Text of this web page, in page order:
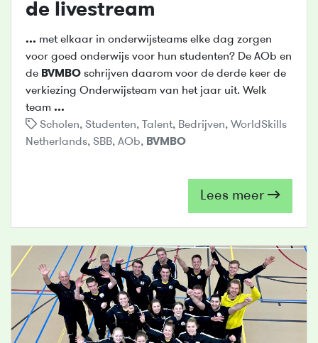
de livestream
... met elkaar in onderwijsteams elke dag zorgen
voor goed onderwijs voor hun studenten? De AOb en
de BVMBO schrijven daarom voor de derde keer de
verkiezing Onderwijsteam van het jaar uit. Welk
team ...
Scholen, Studenten, Talent, Bedrijven, WorldSkills
Netherlands, SBB, AOb, BVMBO
Lees meer